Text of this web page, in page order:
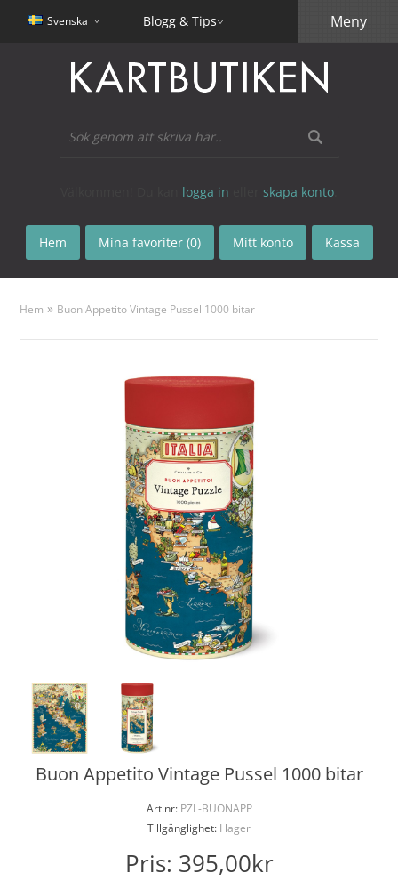
Svenska Blogg & Tips
logga in skapa konto
Hem Mina favoriter (0) Mitt konto Kassa
Meny
Hem » Buon Appetito Vintage Pussel 1000 bitar
Buon Appetito Vintage Pussel 1000 bitar
Art.nr:PZL-BUONAPP
Tillgänglighet: I lager
Pris: 395,00kr